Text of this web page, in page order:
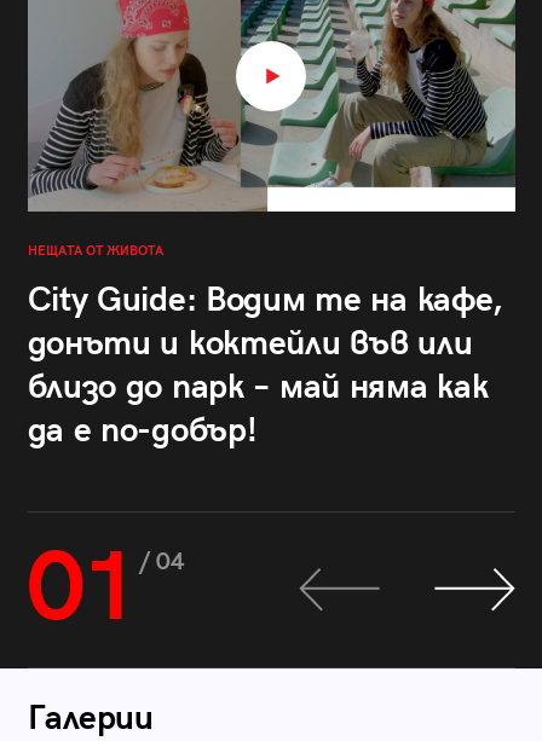
НЕЩАТА ОТ ЖИВОТА
City Guide: Водим те на кафе,
донъти и коктейли във или
близо до парк – май няма как
да е по-добър!
01 / 04
Галерии